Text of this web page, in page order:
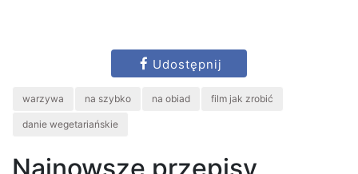
Udostępnij
warzywa na szybko na obiad film jak zrobić
danie wegetariańskie
Najnowsze przepisy